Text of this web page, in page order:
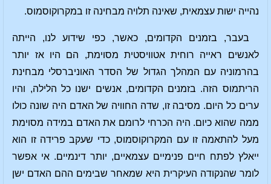
נהייה ישות עצמאית, שאינה תלויה מבחינה זו במקרוקוסמוס.
בעבר, בזמנים הקדומים, כאשר, כפי שידוע לנו, הייתה
לאנשים ראייה רוחית אטוויסטית מסוימת, הם היו אז יותר
בהרמוניה עם המהלך הגדול של הסדר האוניברסלי מבחינת
הריתמוס הזה. בזמנים הקדומים, אנשים ישנו כל הלילה, והיו
ערים כל היום. מסיבה זו, שדה החוויה של האדם היה שונה כולו
ממה שהוא כיום. היה הכרחי לרומם את האדם במידה מסוימת
מעל להתאמה זו עם המקרוקוסמוס, כדי שעקב פרידה זו הוא
ייאלץ לפתח חיים פנימיים עצמאיים, יותר דינמיים. אי אפשר
לומר שהנקודה העיקרית היא שמאחר שבימים ההם האדם ישן